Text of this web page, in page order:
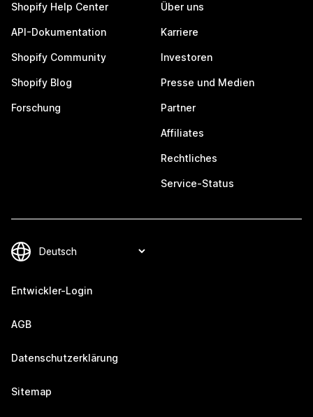
Shopify Help Center
API-Dokumentation
Shopify Community
Shopify Blog
Forschung
Über uns
Karriere
Investoren
Presse und Medien
Partner
Affiliates
Rechtliches
Service-Status
Entwickler-Login
AGB
Datenschutzerklärung
Sitemap